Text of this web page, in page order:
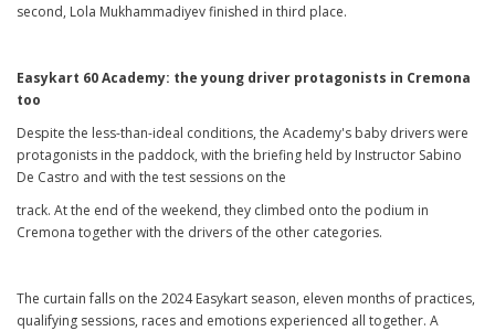
second, Lola Mukhammadiyev finished in third place.
Easykart 60 Academy: the young driver protagonists in Cremona
too
Despite the less-than-ideal conditions, the Academy's baby drivers were
protagonists in the paddock, with the briefing held by Instructor Sabino
De Castro and with the test sessions on the
track. At the end of the weekend, they climbed onto the podium in
Cremona together with the drivers of the other categories.
The curtain falls on the 2024 Easykart season, eleven months of practices,
qualifying sessions, races and emotions experienced all together. A